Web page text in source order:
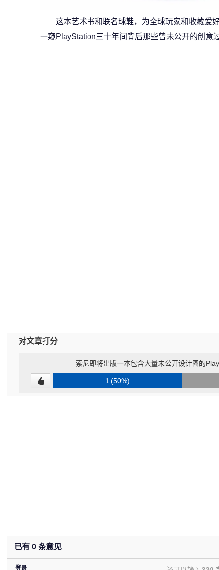
这本艺术书和联名球鞋，为全球玩家和收藏爱
一窥PlayStation三十年间背后那些曾未公开的创意
对文章打分
索尼即将出版一本包含大量未公开设计图的
1 (50%)
已有 0 条意见
登录